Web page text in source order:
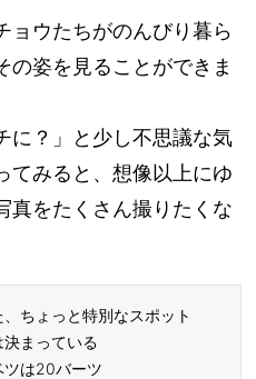
ョウたちがのんびり暮ら
の姿を見ることができま
に？」と少し不思議な気
てみると、想像以上にゆ
真をたくさん撮りたくな
ちょっと特別なスポット
まっている
ツは20バーツ